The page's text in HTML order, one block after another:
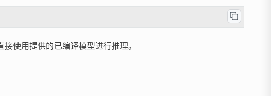
使用提供的已编译模型进行推理。